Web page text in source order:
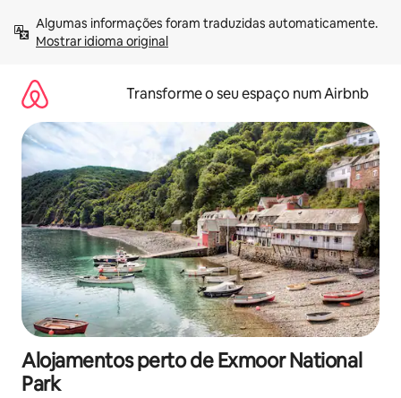
para
Mostrar idioma original
Transforme o seu espaço num Airbnb
Alojamentos perto de Exmoor National
Park